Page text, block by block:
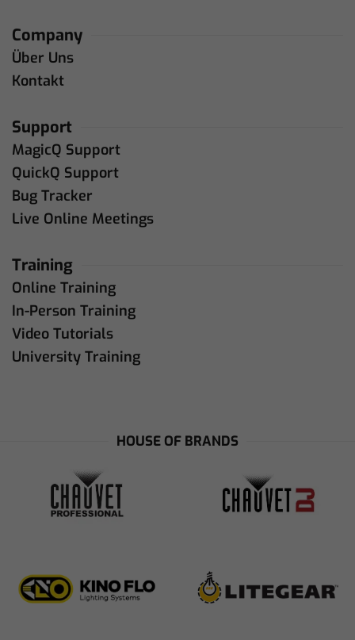
Company
Über Uns
Kontakt
Support
MagicQ Support
QuickQ Support
Bug Tracker
Live Online Meetings
Training
Online Training
In-Person Training
Video Tutorials
University Training
HOUSE OF BRANDS